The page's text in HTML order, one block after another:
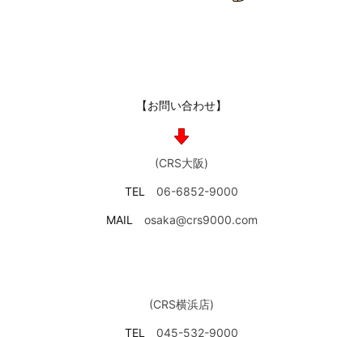
【お問い合わせ】
(CRS大阪)
TEL 06-6852-9000
MAIL osaka@crs9000.com
(CRS横浜店)
TEL 045-532-9000